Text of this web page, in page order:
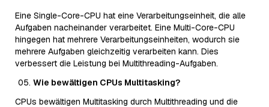
Eine Single-Core-CPU hat eine Verarbeitungseinheit, die alle
Aufgaben nacheinander verarbeitet. Eine Multi-Core-CPU
hingegen hat mehrere Verarbeitungseinheiten, wodurch sie
mehrere Aufgaben gleichzeitig verarbeiten kann. Dies
verbessert die Leistung bei Multithreading-Aufgaben.
Wie bewältigen CPUs Multitasking?
CPUs bewältigen Multitasking durch Multithreading und die